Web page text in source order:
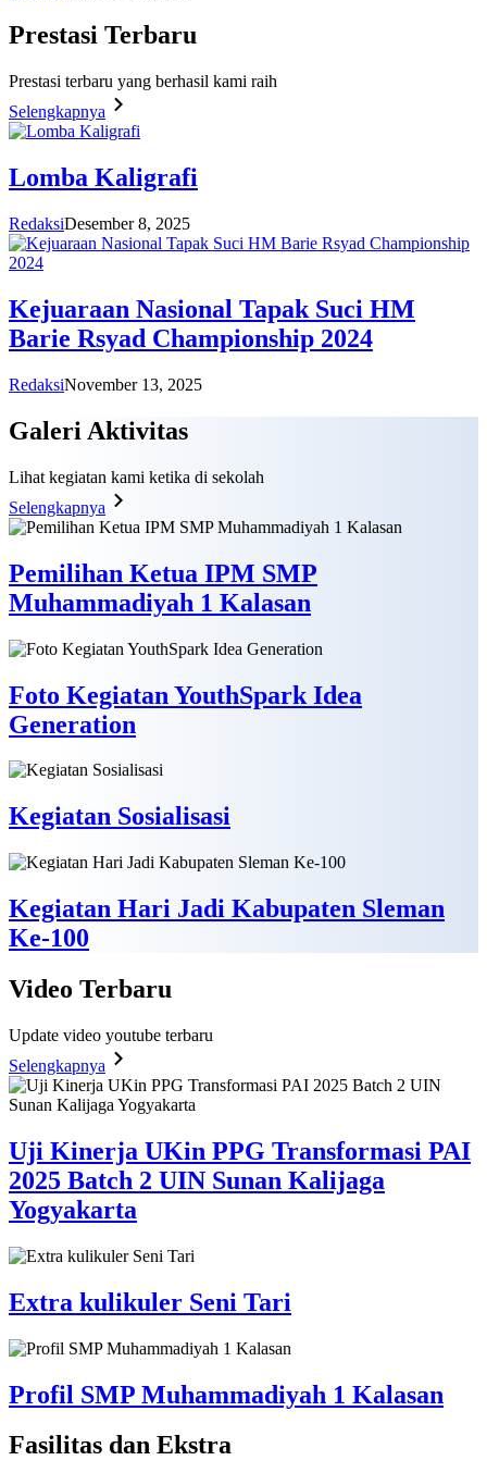
Prestasi Terbaru
Prestasi terbaru yang berhasil kami raih
Selengkapnya
Lomba Kaligrafi
RedaksiDesember 8, 2025
Kejuaraan Nasional Tapak Suci HM
Barie Rsyad Championship 2024
RedaksiNovember 13, 2025
Galeri Aktivitas
Lihat kegiatan kami ketika di sekolah
Selengkapnya
Pemilihan Ketua IPM SMP
Muhammadiyah 1 Kalasan
Foto Kegiatan YouthSpark Idea
Generation
Kegiatan Sosialisasi
Kegiatan Hari Jadi Kabupaten Sleman
Ke-100
Video Terbaru
Update video youtube terbaru
Selengkapnya
Uji Kinerja UKin PPG Transformasi PAI
2025 Batch 2 UIN Sunan Kalijaga
Yogyakarta
Extra kulikuler Seni Tari
Profil SMP Muhammadiyah 1 Kalasan
Fasilitas dan Ekstra